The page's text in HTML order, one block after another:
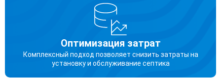
Оптимизация затрат
Комплексный подход позволяет снизить затраты на
установку и обслуживание септика